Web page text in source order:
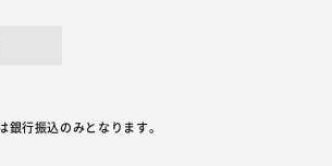
銀行振込のみとなります。